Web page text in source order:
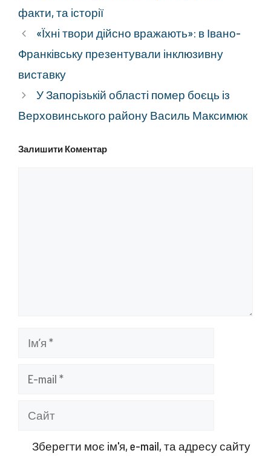
факти, та історії
«Їхні твори дійсно вражають»: в Івано-
Франківську презентували інклюзивну
виставку
У Запорізькій області помер боєць із
Верховинського району Василь Максимюк
Залишити Коментар
Ім’я
Сайт
Зберегти моє ім'я, e-mail, та адресу сайту